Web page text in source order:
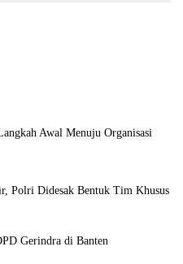
Awal Menuju Organisasi
Polri Didesak Bentuk Tim Khusus
Gerindra di Banten